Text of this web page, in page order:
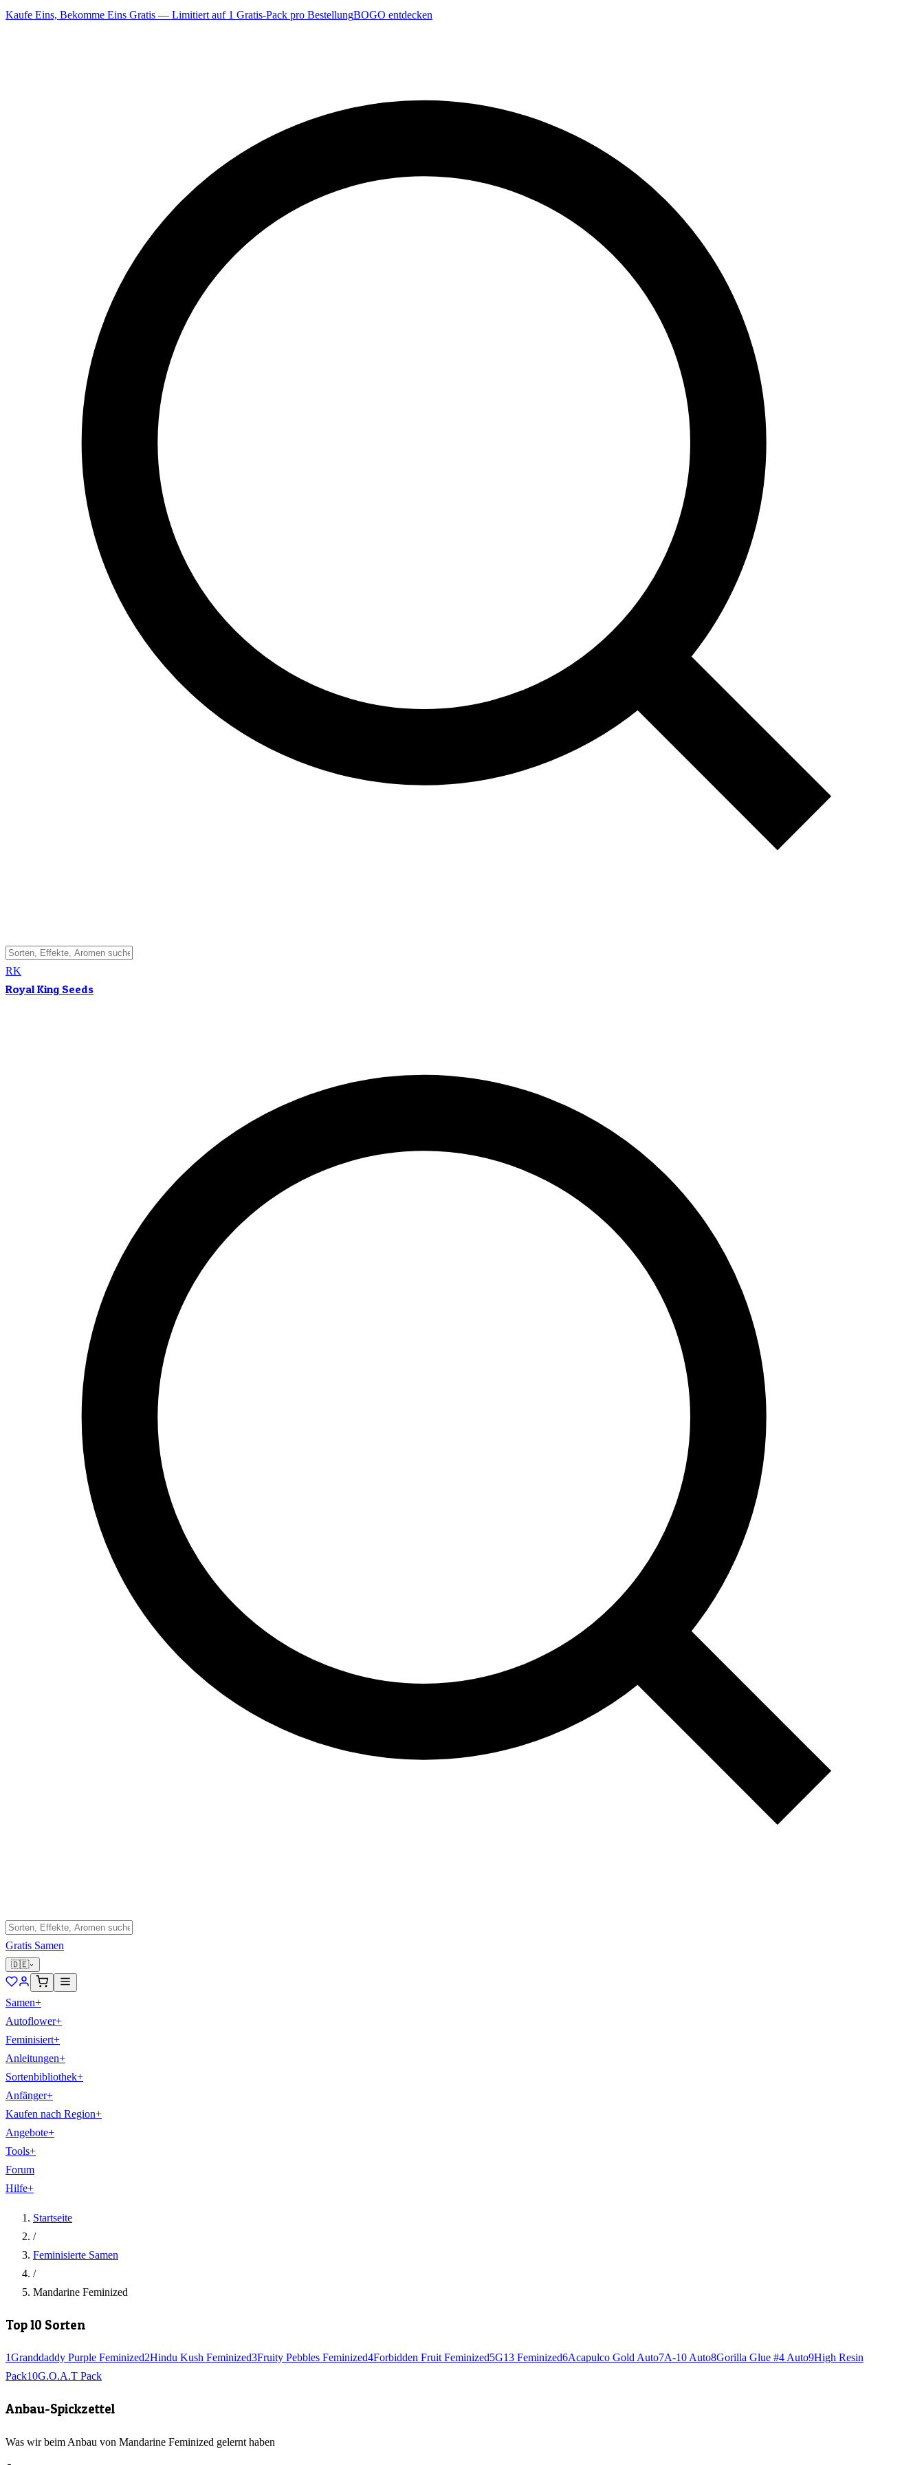
Kaufe Eins, Bekomme Eins Gratis — Limitiert auf 1 Gratis-Pack pro BestellungBOGO entdecken
RK
Royal King Seeds
Gratis Samen
🇩🇪
Samen+
Autoflower+
Feminisiert+
Anleitungen+
Sortenbibliothek+
Anfänger+
Kaufen nach Region+
Angebote+
Tools+
Forum
Hilfe+
Startseite
/
Feminisierte Samen
/
Mandarine Feminized
Top 10 Sorten
1Granddaddy Purple Feminized2Hindu Kush Feminized3Fruity Pebbles Feminized4Forbidden Fruit Feminized5G13 Feminized6Acapulco Gold Auto7A-10 Auto8Gorilla Glue #4 Auto9High Resin
Pack10G.O.A.T Pack
Anbau-Spickzettel
Was wir beim Anbau von Mandarine Feminized gelernt haben